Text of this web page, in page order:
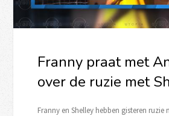
Franny praat met
over de ruzie met
Franny en Shelley hebben gisteren ruzie